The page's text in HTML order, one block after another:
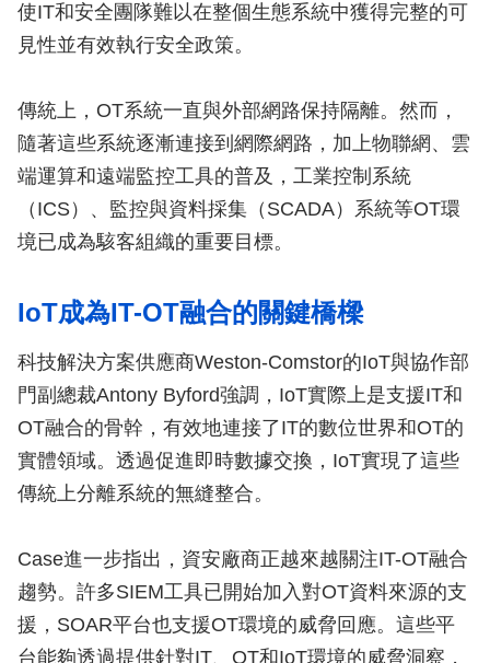
使IT和安全團隊難以在整個生態系統中獲得完整的可
見性並有效執行安全政策。
傳統上，OT系統一直與外部網路保持隔離。然而，
隨著這些系統逐漸連接到網際網路，加上物聯網、雲
端運算和遠端監控工具的普及，工業控制系統
（ICS）、監控與資料採集（SCADA）系統等OT環
境已成為駭客組織的重要目標。
IoT成為IT-OT融合的關鍵橋樑
科技解決方案供應商Weston-Comstor的IoT與協作部
門副總裁Antony Byford強調，IoT實際上是支援IT和
OT融合的骨幹，有效地連接了IT的數位世界和OT的
實體領域。透過促進即時數據交換，IoT實現了這些
傳統上分離系統的無縫整合。
Case進一步指出，資安廠商正越來越關注IT-OT融合
趨勢。許多SIEM工具已開始加入對OT資料來源的支
援，SOAR平台也支援OT環境的威脅回應。這些平
台能夠透過提供針對IT、OT和IoT環境的威脅洞察，